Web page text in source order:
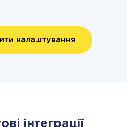
налаштування
інтеграції